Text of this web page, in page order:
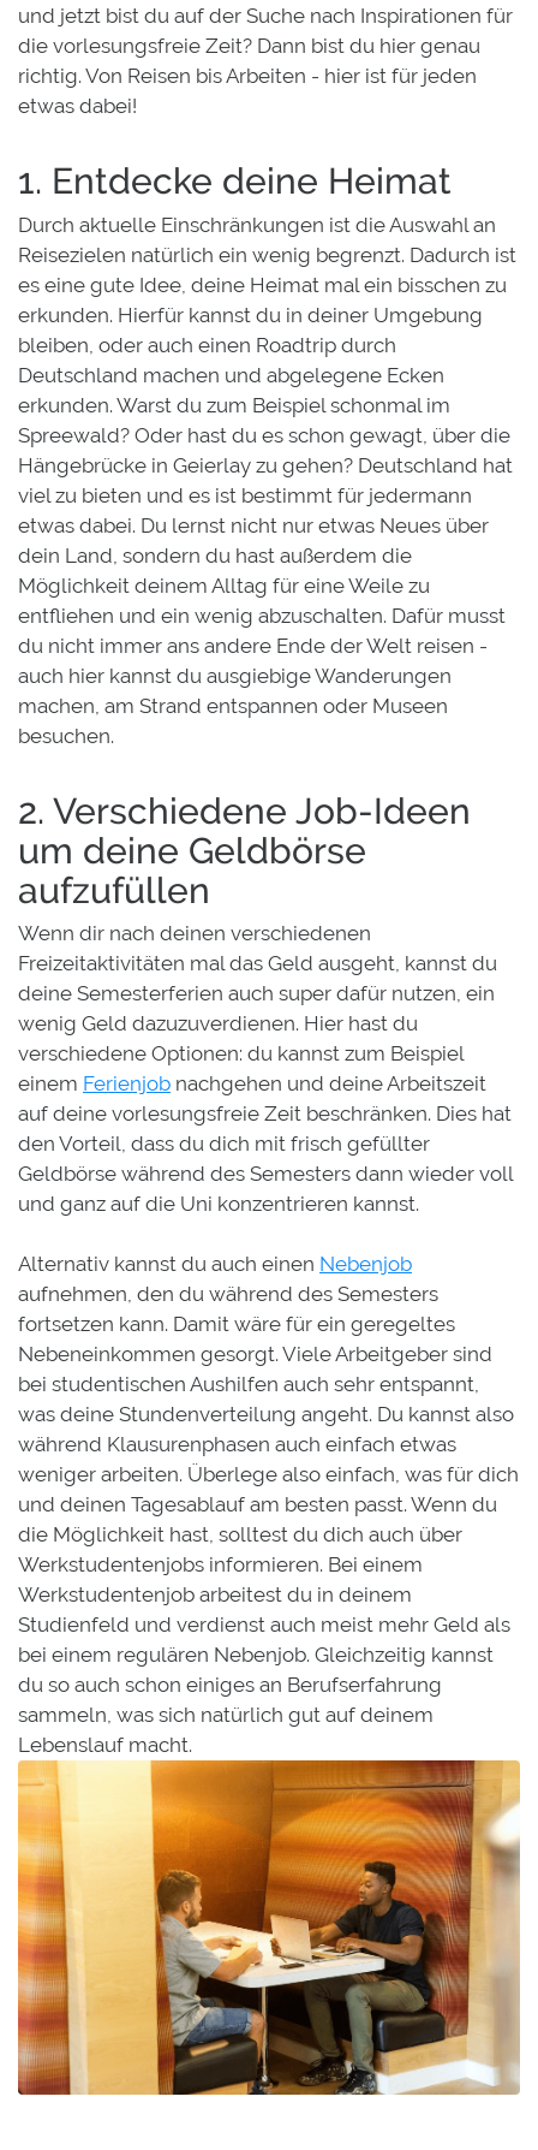
und jetzt bist du auf der Suche nach Inspirationen für
die vorlesungsfreie Zeit? Dann bist du hier genau
richtig. Von Reisen bis Arbeiten - hier ist für jeden
etwas dabei!
1. Entdecke deine Heimat
Durch aktuelle Einschränkungen ist die Auswahl an
Reisezielen natürlich ein wenig begrenzt. Dadurch ist
es eine gute Idee, deine Heimat mal ein bisschen zu
erkunden. Hierfür kannst du in deiner Umgebung
bleiben, oder auch einen Roadtrip durch
Deutschland machen und abgelegene Ecken
erkunden. Warst du zum Beispiel schonmal im
Spreewald? Oder hast du es schon gewagt, über die
Hängebrücke in Geierlay zu gehen? Deutschland hat
viel zu bieten und es ist bestimmt für jedermann
etwas dabei. Du lernst nicht nur etwas Neues über
dein Land, sondern du hast außerdem die
Möglichkeit deinem Alltag für eine Weile zu
entfliehen und ein wenig abzuschalten. Dafür musst
du nicht immer ans andere Ende der Welt reisen -
auch hier kannst du ausgiebige Wanderungen
machen, am Strand entspannen oder Museen
besuchen.
2. Verschiedene Job-Ideen
um deine Geldbörse
aufzufüllen
Wenn dir nach deinen verschiedenen
Freizeitaktivitäten mal das Geld ausgeht, kannst du
deine Semesterferien auch super dafür nutzen, ein
wenig Geld dazuzuverdienen. Hier hast du
verschiedene Optionen: du kannst zum Beispiel
einem ​ Ferienjob nachgehen und deine Arbeitszeit
auf deine vorlesungsfreie Zeit beschränken. Dies hat
den Vorteil, dass du dich mit frisch gefüllter
Geldbörse während des Semesters dann wieder voll
und ganz auf die Uni konzentrieren kannst.
Alternativ kannst du auch einen ​ Nebenjob
aufnehmen, den du während des Semesters
fortsetzen kann. Damit wäre für ein geregeltes
Nebeneinkommen gesorgt. Viele Arbeitgeber sind
bei studentischen Aushilfen auch sehr entspannt,
was deine Stundenverteilung angeht. Du kannst also
während Klausurenphasen auch einfach etwas
weniger arbeiten. Überlege also einfach, was für dich
und deinen Tagesablauf am besten passt. Wenn du
die Möglichkeit hast, solltest du dich auch über
Werkstudentenjobs informieren. Bei einem
Werkstudentenjob arbeitest du in deinem
Studienfeld und verdienst auch meist mehr Geld als
bei einem regulären Nebenjob. Gleichzeitig kannst
du so auch schon einiges an Berufserfahrung
sammeln, was sich natürlich gut auf deinem
Lebenslauf macht.